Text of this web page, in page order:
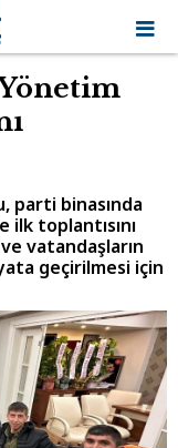
parti binasında
ilk toplantısını
vatandaşların
geçirilmesi için